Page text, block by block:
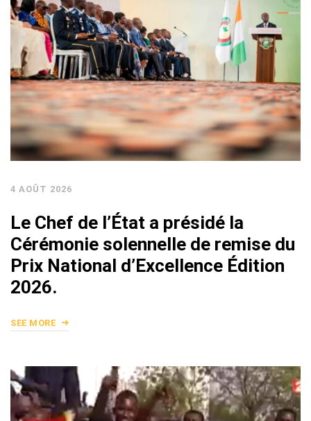
4 AOÛT 2026
Le Chef de l’État a présidé la
Cérémonie solennelle de remise du
Prix National d’Excellence Édition
2026.
SEE MORE